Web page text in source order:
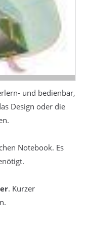
und bedienbar,
Design oder die
Notebook. Es
. Kurzer